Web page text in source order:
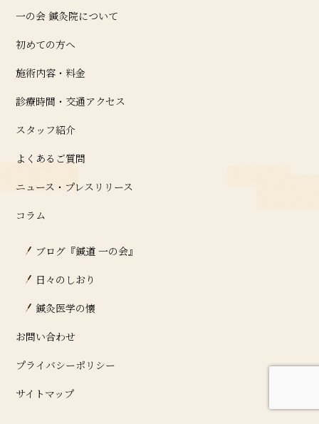
一の会 鍼灸院について
初めての方へ
施術内容・料金
診療時間・交通アクセス
スタッフ紹介
よくあるご質問
ニュース・プレスリリース
コラム
ブログ『鍼道 ⼀の会』
日々のしおり
鍼灸医学の懐
お問い合わせ
プライバシーポリシー
サイトマップ